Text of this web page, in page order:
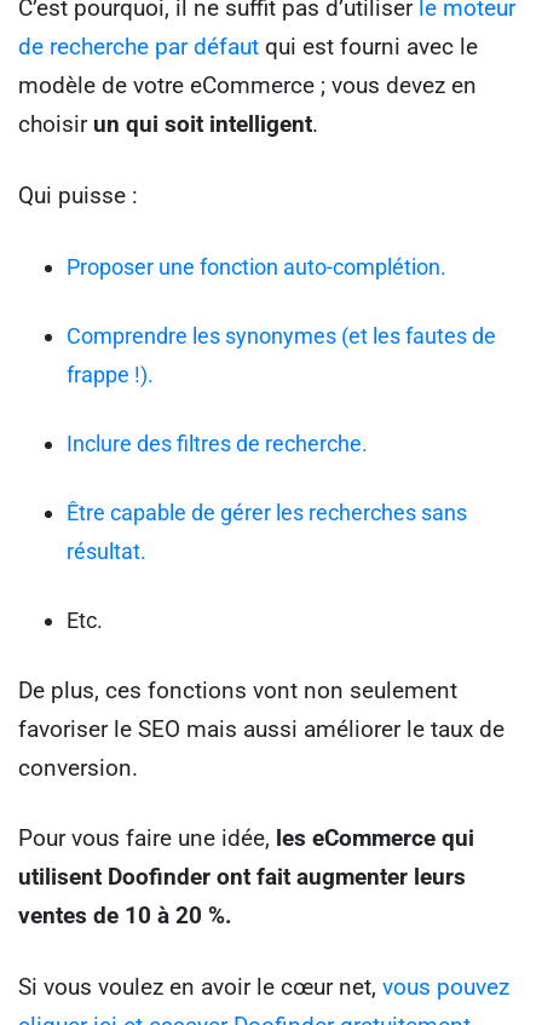
C’est pourquoi, il ne suffit pas d’utiliserle moteur
de recherche par défaut qui est fourni avec le
modèle de votre eCommerce ; vous devez en
choisir un qui soit intelligent.
Qui puisse :
Proposer une fonction auto-complétion.
Comprendre les synonymes (et les fautes de
frappe !).
Inclure des filtres de recherche.
Être capable de gérer les recherches sans
résultat.
Etc.
De plus, ces fonctions vont non seulement
favoriser le SEO mais aussi améliorer le taux de
conversion.
Pour vous faire une idée, les eCommerce qui
utilisent Doofinder ont fait augmenter leurs
ventes de 10 à 20 %.
Si vous voulez en avoir le cœur net, vous pouvez